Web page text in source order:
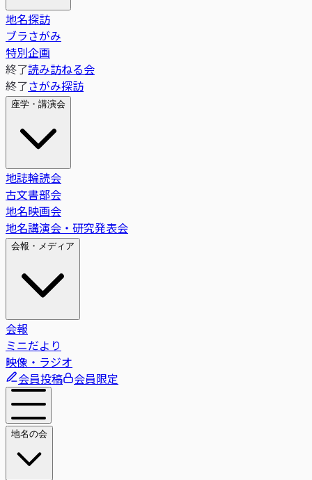
地名探訪
ブラさがみ
特別企画
終了読み訪ねる会
終了さがみ探訪
座学・講演会
地誌輪読会
古文書部会
地名映画会
地名講演会・研究発表会
会報・メディア
会報
ミニだより
映像・ラジオ
会員投稿
会員限定
地名の会